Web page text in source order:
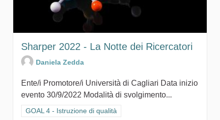
Sharper 2022 - La Notte dei Ricercatori
Daniela Zedda
Ente/i Promotore/i Università di Cagliari Data inizio
evento 30/9/2022 Modalità di svolgimento...
Filtra i risultati per categoria: GOAL 4 - Istruzione di qualità
GOAL 4 - Istruzione di qualità